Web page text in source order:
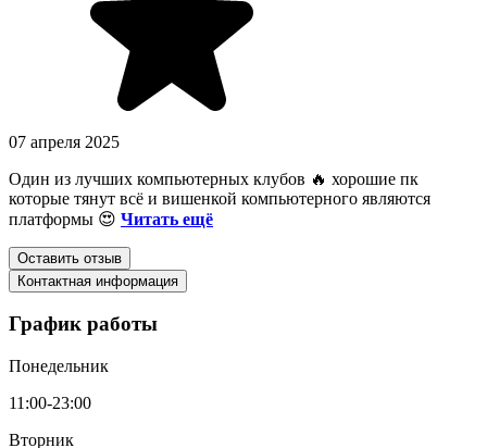
07 апреля 2025
Один из лучших компьютерных клубов 🔥 хорошие пк
которые тянут всё и вишенкой компьютерного являются
платформы 😍 Читать ещё
Оставить отзыв
Контактная информация
График работы
Понедельник
11:00-23:00
Вторник